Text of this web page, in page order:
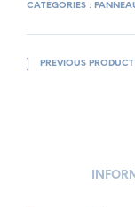
CATÉGORIES :
PREVIOUS PRODUCT